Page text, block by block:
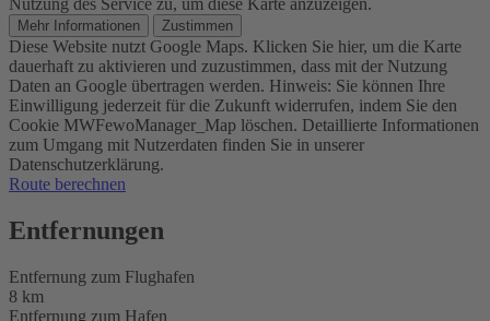
Nutzung des Service zu, um diese Karte anzuzeigen.
Mehr Informationen Zustimmen
Diese Website nutzt Google Maps. Klicken Sie hier, um die Karte
dauerhaft zu aktivieren und zuzustimmen, dass mit der Nutzung
Daten an Google übertragen werden. Hinweis: Sie können Ihre
Einwilligung jederzeit für die Zukunft widerrufen, indem Sie den
Cookie MWFewoManager_Map löschen. Detaillierte Informationen
zum Umgang mit Nutzerdaten finden Sie in unserer
Datenschutzerklärung.
Route berechnen
Entfernungen
Entfernung zum Flughafen
8 km
Entfernung zum Hafen